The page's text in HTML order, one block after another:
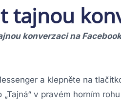
tajnou
konverzaci na
a klepněte na
v pravém horním